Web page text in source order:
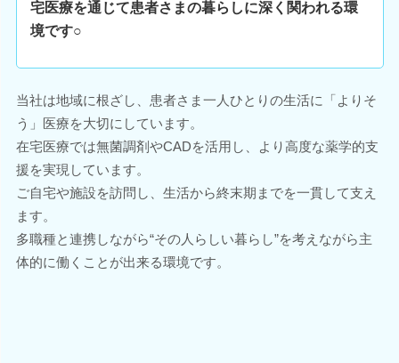
宅医療を通じて患者さまの暮らしに深く関われる環
境です○
当社は地域に根ざし、患者さま一人ひとりの生活に「よりそ
う」医療を大切にしています。
在宅医療では無菌調剤やCADを活用し、より高度な薬学的支
援を実現しています。
ご自宅や施設を訪問し、生活から終末期までを一貫して支え
ます。
多職種と連携しながら“その人らしい暮らし”を考えながら主
体的に働くことが出来る環境です。